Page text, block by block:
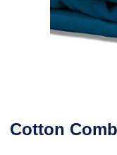
Cotton